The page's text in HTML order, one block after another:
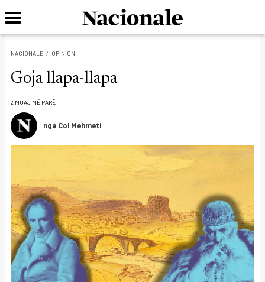
NACIONALE OPINION
Goja llapa-llapa
2 MUAJ MË PARË
nga Col Mehmeti